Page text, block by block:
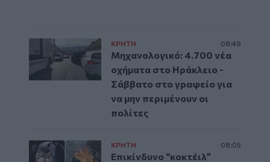
ΚΡΗΤΗ 08:49
Μηχανολογικό: 4.700 νέα
οχήματα στο Ηράκλειο -
Σάββατο στο γραφείο για
να μην περιμένουν οι
πολίτες
ΚΡΗΤΗ 08:05
Επικίνδυνο “κοκτέιλ”